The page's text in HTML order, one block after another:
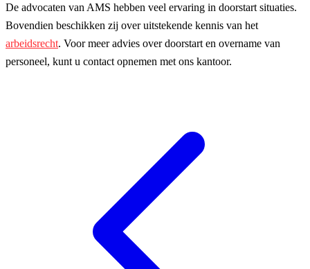
De advocaten van AMS hebben veel ervaring in doorstart situaties.
Bovendien beschikken zij over uitstekende kennis van het
arbeidsrecht. Voor meer advies over doorstart en overname van
personeel, kunt u contact opnemen met ons kantoor.